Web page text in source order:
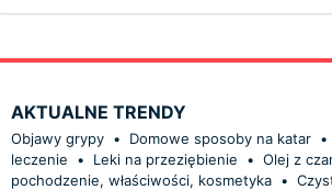
AKTUALNE TRENDY
Objawy grypy • Domowe sposoby na katar •
leczenie
• Leki na przeziębienie • Olej z
pochodzenie, właściwości, kosmetyka •